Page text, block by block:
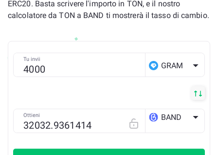
ERC20. Basta scrivere l'importo in TON, e il nostro
calcolatore da TON a BAND ti mostrerà il tasso di cambio.
Tu invii
GRAM
Ottieni BAND